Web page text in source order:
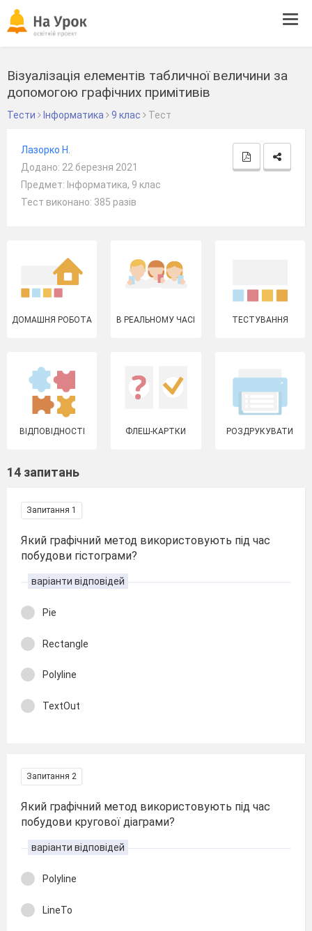
Візуалізація елементів табличної величини за
допомогою графічних примітивів
Тести Інформатика 9 клас Тест
Лазорко Н.
Додано: 22 березня 2021
Предмет: Інформатика, 9 клас
Тест виконано: 385 разів
ДОМАШНЯ РОБОТА В РЕАЛЬНОМУ ЧАСІ ТЕСТУВАННЯ
ВІДПОВІДНОСТІ ФЛЕШ-КАРТКИ РОЗДРУКУВАТИ
14 запитань
Запитання 1
Який графічний метод використовують під час
побудови гістограми?
варіанти відповідей
Pie
Rectangle
Polyline
TextOut
Запитання 2
Який графічний метод використовують під час
побудови кругової діаграми?
варіанти відповідей
Polyline
LineTo